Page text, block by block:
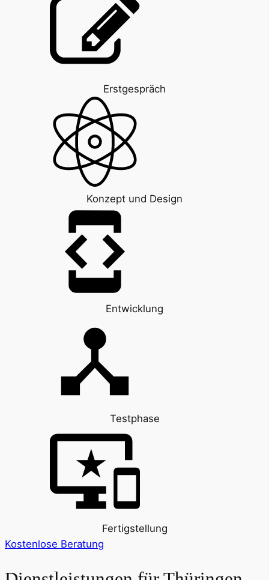
Erstgespräch
Konzept und Design
Entwicklung
Testphase
Fertigstellung
Kostenlose Beratung